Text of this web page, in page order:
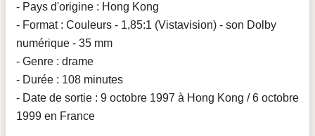
- Pays d'origine : Hong Kong
- Format : Couleurs - 1,85:1 (Vistavision) - son Dolby
numérique - 35 mm
- Genre : drame
- Durée : 108 minutes
- Date de sortie : 9 octobre 1997 à Hong Kong / 6 octobre
1999 en France